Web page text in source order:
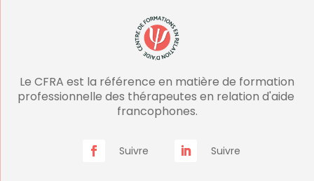
Le CFRA est la référence en matière de formation
professionnelle des thérapeutes en relation d'aide
francophones.
Suivre Suivre